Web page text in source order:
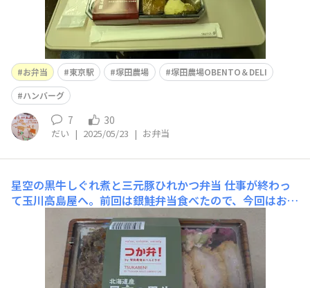
お弁当 東京駅 塚田農場
塚田農場OBENTO＆DELI
ハンバーグ
7 30
だい | 2025/05/23 | お弁当
星空の黒牛しぐれ煮と三元豚ひれかつ弁当 仕事が終わっ
て玉川高島屋へ。前回は銀鮭弁当食べたので、今回はお肉
のお弁当にしました。 しぐれ煮もひれかつも美味しかっ
た😋今度はハンバーグを食べてみようかな…？ 一眠りし
て夕方から飲み行きますよ🍺